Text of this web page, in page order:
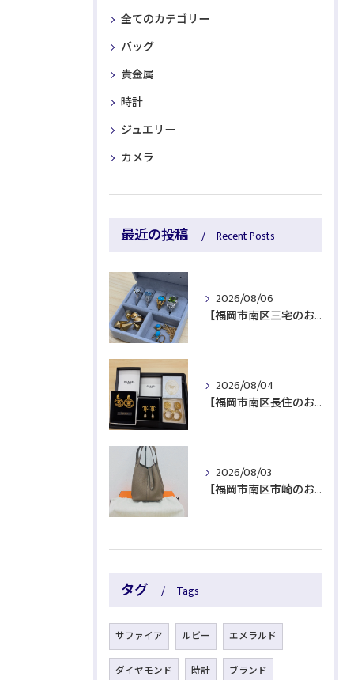
全てのカテゴリー
バッグ
貴金属
時計
ジュエリー
カメラ
最近の投稿 Recent Posts
2026/08/06
【福岡市南区三宅のお客様より貴金属をお買取】
2026/08/04
【福岡市南区長住のお客様よりブランド品をお買取】
2026/08/03
【福岡市南区市崎のお客様よりブランド品をお買取】
タグ Tags
サファイア ルビー エメラルド
ダイヤモンド 時計 ブランド